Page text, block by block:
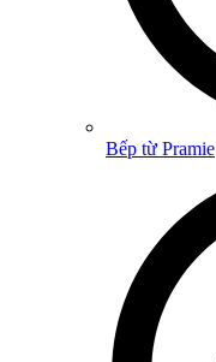
Bếp từ Pramie